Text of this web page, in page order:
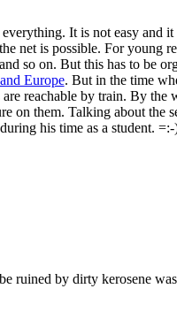
It is not easy and it
net is possible. For young
so on. But this has to be
Europe. But in the time
are reachable by train. By the
on them. Talking about the
his time as a student. =:-
ruined by dirty kerosene